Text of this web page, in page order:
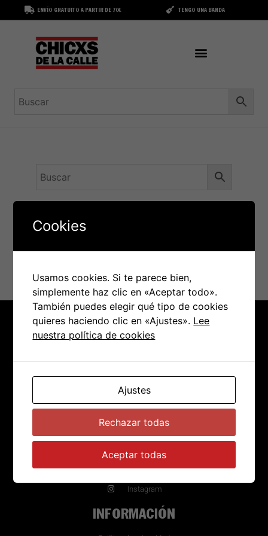
ENVÍO GRATUITO A PARTIR DE 70€ TENGO UNA BANDA
CHICXS DE LA CALLE
Fabricamos merchandising para bandas de música y
festivales y vendemos a través de nuestra tienda
online.
REDES
Instagram
INFORMACIÓN
Cookies
Usamos cookies. Si te parece bien,
simplemente haz clic en «Aceptar todo».
También puedes elegir qué tipo de cookies
quieres haciendo clic en «Ajustes». Lee
nuestra política de cookies
Ajustes
Rechazar todas
Aceptar todas